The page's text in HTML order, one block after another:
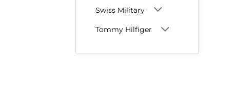
Swiss Military
Tommy Hilfiger